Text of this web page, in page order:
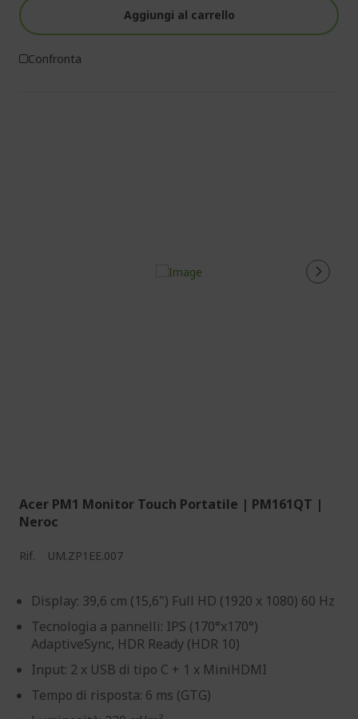
Aggiungi al carrello
Confronta
Acer PM1 Monitor Touch Portatile | PM161QT |
Neroc
Rif. UM.ZP1EE.007
Display: 39,6 cm (15,6") Full HD (1920 x 1080) 60 Hz
Tecnologia a pannelli: IPS (170°x170°)
AdaptiveSync, HDR Ready (HDR 10)
Input: 2 x USB di tipo C + 1 x MiniHDMI
Tempo di risposta: 6 ms (GTG)